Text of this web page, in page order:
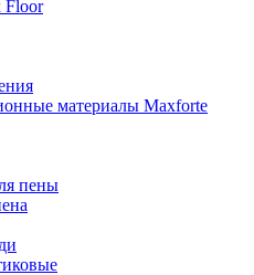
Floor
материалы Maxforte
пены